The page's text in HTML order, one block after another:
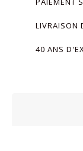
LIVRAISON
40 ANS